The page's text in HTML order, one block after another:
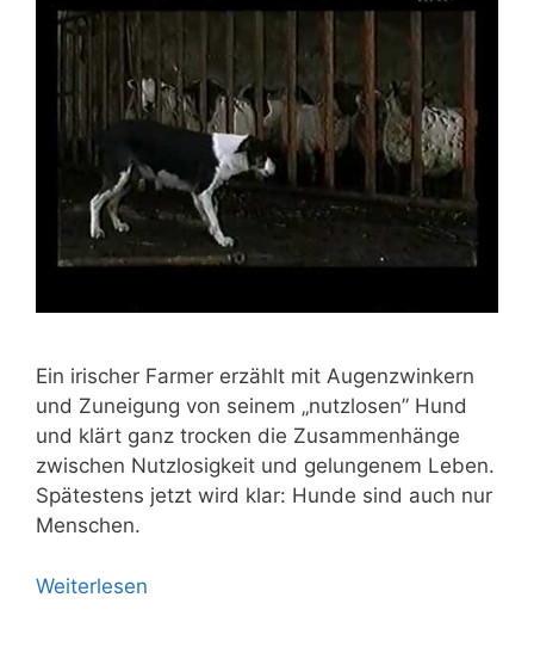
Ein iri­scher Far­mer erzählt mit Augen­zwin­kern
und Zunei­gung von sei­nem „nutz­lo­sen” Hund
und klärt ganz tro­cken die Zusam­men­hän­ge
zwi­schen Nutz­lo­sig­keit und gelun­ge­nem Leben.
Spä­tes­tens jetzt wird klar: Hun­de sind auch nur
Menschen.
Wei­ter­le­sen